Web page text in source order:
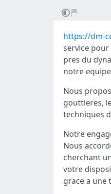
https://dm-
service
pres du
notre
Nous
gouttieres,
techniques
Notre
Nous
cherchant
votre
grace a une